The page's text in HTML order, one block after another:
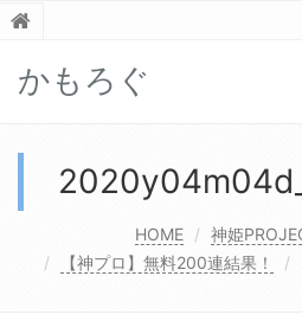
かもろぐ
HOME 神姫
【神プロ】無料200連結果！